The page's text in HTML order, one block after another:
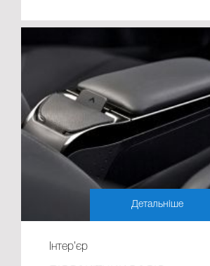
Детальніше
Інтер’єр